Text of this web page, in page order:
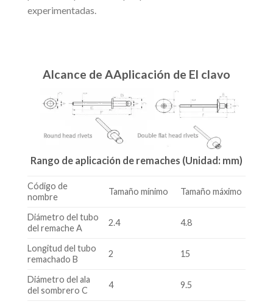
experimentadas.
Alcance de AAplicación de El clavo
Rango de aplicación de remaches (Unidad: mm)
Código de
nombre
Tamaño mínimo Tamaño máximo
Diámetro del tubo
del remache A
2.4 4.8
Longitud del tubo
remachado B
2 15
Diámetro del ala
del sombrero C
4 9.5